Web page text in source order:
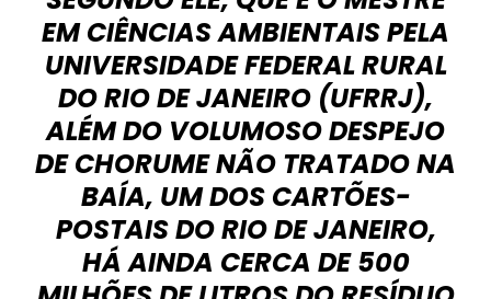
EM CIÊNCIAS AMBIENTAIS PELA
UNIVERSIDADE FEDERAL RURAL
DO RIO DE JANEIRO (UFRRJ),
ALÉM DO VOLUMOSO DESPEJO
DE CHORUME NÃO TRATADO NA
BAÍA, UM DOS CARTÕES-
POSTAIS DO RIO DE JANEIRO,
HÁ AINDA CERCA DE 500